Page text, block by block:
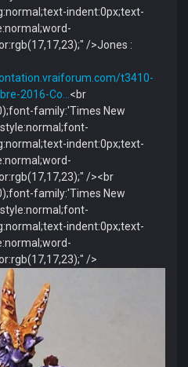
indent:0px;text-
/>Jones :
t3410-
2016-Co…<br
family:'Times New
indent:0px;text-
/><br
family:'Times New
indent:0px;text-
/>